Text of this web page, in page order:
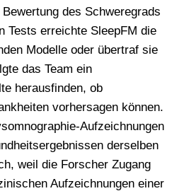
des Schweregrads
Tests erreichte SleepFM die
Modelle oder übertraf sie
das Team ein
herausfinden, ob
vorhersagen können.
Aufzeichnungen
derselben
weil die Forscher Zugang
Aufzeichnungen einer